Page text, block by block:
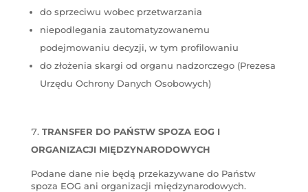
do sprzeciwu wobec przetwarzania
niepodlegania zautomatyzowanemu
podejmowaniu decyzji, w tym profilowaniu
do złożenia skargi od organu nadzorczego (Prezesa
Urzędu Ochrony Danych Osobowych)
TRANSFER DO PAŃSTW SPOZA EOG I
ORGANIZACJI MIĘDZYNARODOWYCH
Podane dane nie będą przekazywane do Państw
spoza EOG ani organizacji międzynarodowych.